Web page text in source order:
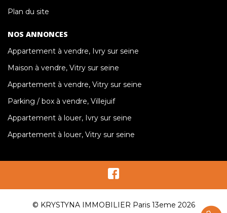
Plan du site
NOS ANNONCES
Appartement à vendre, Ivry sur seine
Maison à vendre, Vitry sur seine
Appartement à vendre, Vitry sur seine
Parking / box à vendre, Villejuif
Appartement à louer, Ivry sur seine
Appartement à louer, Vitry sur seine
© KRYSTYNA IMMOBILIER Paris 13eme 2026